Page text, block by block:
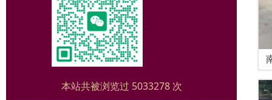
本站共被浏览过 5033278 次